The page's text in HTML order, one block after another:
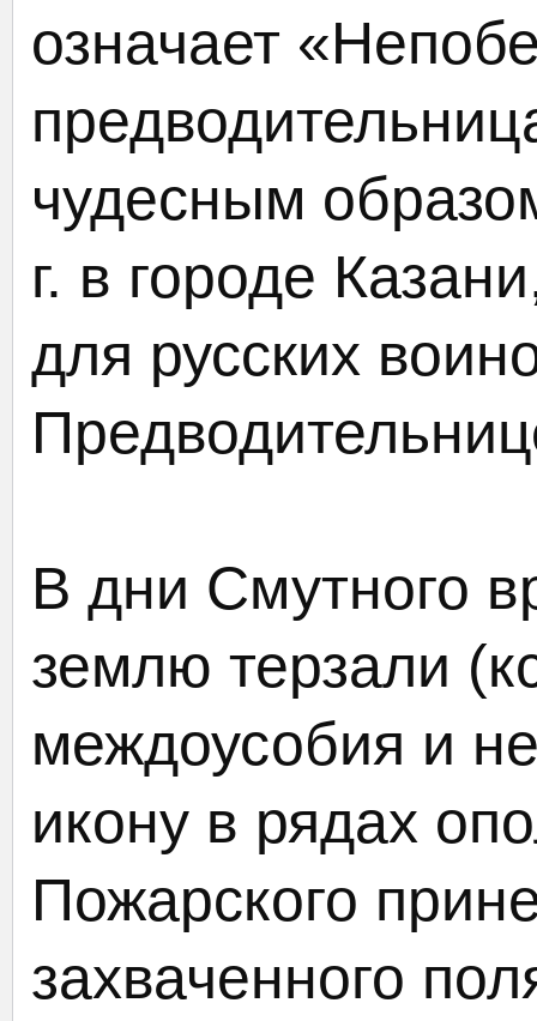
означает
чудесным
г. в городе
для русских
В дни Смутного
землю терзали
междоусобия и
икону в рядах
Пожарского
захваченного